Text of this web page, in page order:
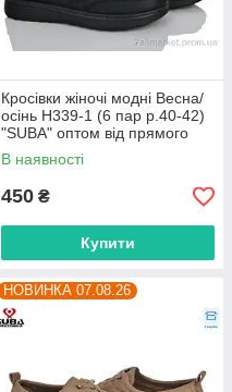
Кросівки жіночі модні Весна/
осінь H339-1 (6 пар р.40-42)
"SUBA" оптом від прямого
постачальника
В наявності
450 ₴
Купити
НОВИНКА 07.08.26